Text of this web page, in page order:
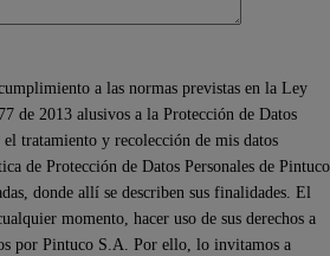
a las normas previstas en la Ley
de 2013 alusivos a la Protección de Datos
tratamiento y recolección de mis datos
de Protección de Datos Personales de Pintuco
donde allí se describen sus finalidades. El
momento, hacer uso de sus derechos a
por Pintuco S.A. Por ello, lo invitamos a